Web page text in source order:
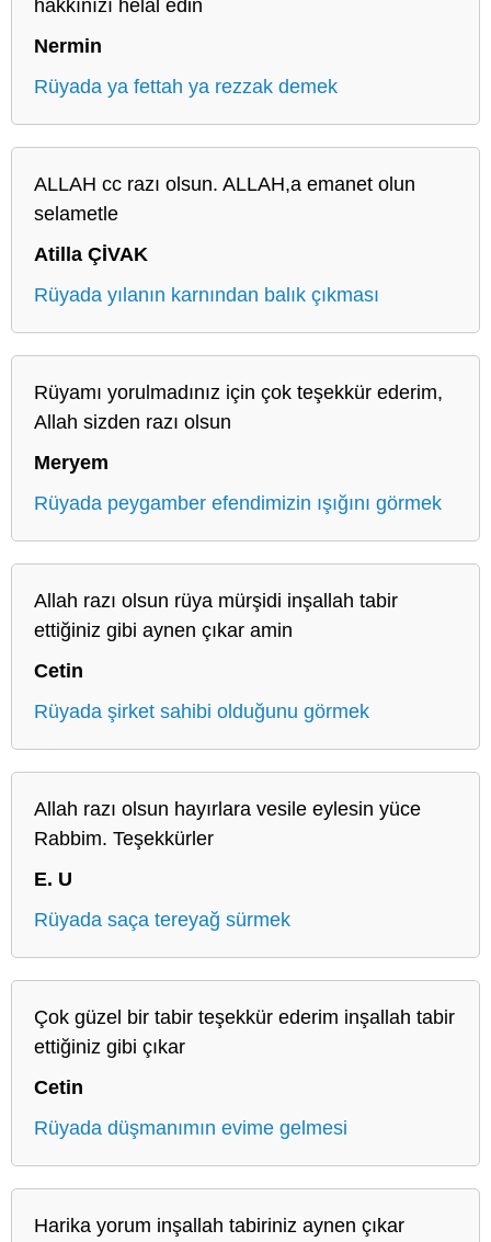
hakkınızı helal edin
Nermin
Rüyada ya fettah ya rezzak demek
ALLAH cc razı olsun. ALLAH,a emanet olun
selametle
Atilla ÇİVAK
Rüyada yılanın karnından balık çıkması
Rüyamı yorulmadınız için çok teşekkür ederim,
Allah sizden razı olsun
Meryem
Rüyada peygamber efendimizin ışığını görmek
Allah razı olsun rüya mürşidi inşallah tabir
ettiğiniz gibi aynen çıkar amin
Cetin
Rüyada şirket sahibi olduğunu görmek
Allah razı olsun hayırlara vesile eylesin yüce
Rabbim. Teşekkürler
E. U
Rüyada saça tereyağ sürmek
Çok güzel bir tabir teşekkür ederim inşallah tabir
ettiğiniz gibi çıkar
Cetin
Rüyada düşmanımın evime gelmesi
Harika yorum inşallah tabiriniz aynen çıkar